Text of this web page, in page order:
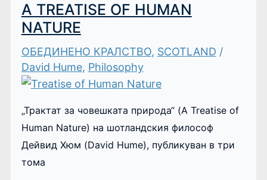
A TREATISE OF HUMAN
NATURE
ОБЕДИНЕНО КРАЛСТВО, SCOTLAND /
David Hume, Philosophy
„Трактат за човешката природа“ (A Treatise of
Human Nature) на шотландския философ
Дейвид Хюм (David Hume), публикуван в три
тома